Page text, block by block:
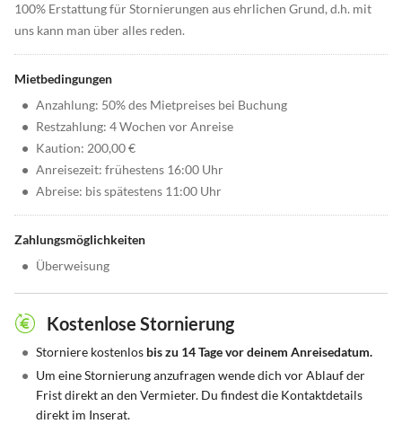
100% Erstattung für Stornierungen aus ehrlichen Grund, d.h. mit
uns kann man über alles reden.
Mietbedingungen
• Anzahlung: 50% des Mietpreises bei Buchung
• Restzahlung: 4 Wochen vor Anreise
• Kaution: 200,00 €
• Anreisezeit: frühestens 16:00 Uhr
• Abreise: bis spätestens 11:00 Uhr
Zahlungsmöglichkeiten
• Überweisung
Kostenlose Stornierung
• Storniere kostenlos bis zu 14 Tage vor deinem Anreisedatum.
• Um eine Stornierung anzufragen wende dich vor Ablauf der
Frist direkt an den Vermieter. Du findest die Kontaktdetails
direkt im Inserat.